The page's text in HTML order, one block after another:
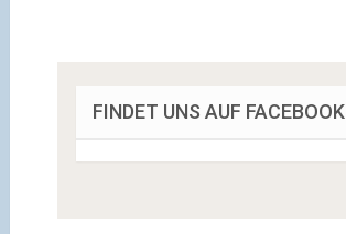
FINDET UNS AUF FACEBOOK